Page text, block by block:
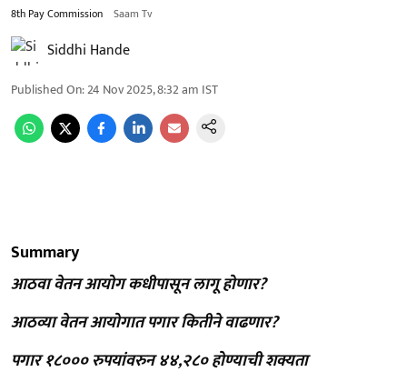
8th Pay Commission Saam Tv
Siddhi Hande
Published On:24 Nov 2025, 8:32 am IST
Summary
आठवा वेतन आयोग कधीपासून लागू होणार?
आठव्या वेतन आयोगात पगार कितीने वाढणार?
पगार १८००० रुपयांवरुन ४४,२८० होण्याची शक्यता